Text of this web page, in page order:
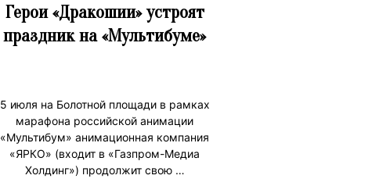
Герои «Дракошии» устроят
праздник на «Мультибуме»
5 июля на Болотной площади в рамках
марафона российской анимации
«Мультибум» анимационная компания
«ЯРКО» (входит в «Газпром-Медиа
Холдинг») продолжит свою …